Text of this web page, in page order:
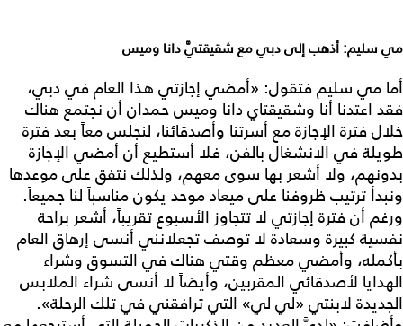
مي سليم: أذهب إلى دبي مع شقيقتيَّ دانا وميس
أما مي سليم فتقول: «أمضي إجازتي هذا العام في دبي،
فقد اعتدنا أنا وشقيقتاي دانا وميس حمدان أن نجتمع هناك
خلال فترة الإجازة مع أسرتنا وأصدقائنا، لنجلس معاً بعد فترة
طويلة في الانشغال بالفن، فلا أستطيع أن أمضي الإجازة
بدونهم، ولا أشعر بها سوى معهم، ولذلك نتفق على موعدها
ونبدأ ترتيب ظروفنا على ميعاد موحد يكون مناسباً لنا جميعاً.
ورغم أن فترة إجازتي لا تتجاوز الأسبوع تقريباً، أشعر براحة
نفسية كبيرة وسعادة لا توصف تجعلانني أنسى إرهاق العام
بأكمله، وأمضي معظم وقتي هناك في التسوق وشراء
الهدايا لأصدقائي المقربين، وأيضاً لا أنسى شراء الملابس
الجديدة لابنتي «لي لي» التي ترافقني في تلك الرحلة».